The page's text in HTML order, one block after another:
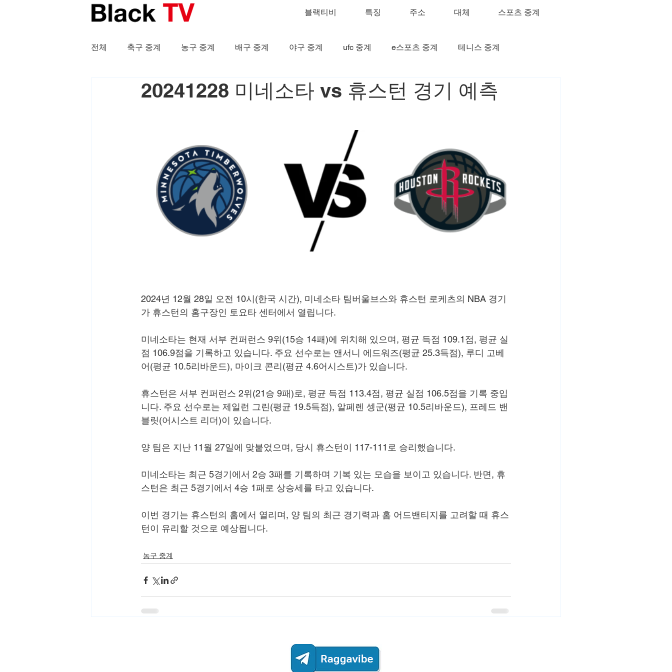
블랙티비 특징 주소 대체 스포츠 중계
전체 축구 중계 농구 중계 배구 중계 야구 중계 ufc 중계 e스포츠 중계 테니스 중계
20241228 미네소타 vs 휴스턴 경기 예측
2024년 12월 28일 오전 10시(한국 시간), 미네소타 팀버울브스와 휴스턴 로케츠의 NBA 경기
가 휴스턴의 홈구장인 토요타 센터에서 열립니다.
미네소타는 현재 서부 컨퍼런스 9위(15승 14패)에 위치해 있으며, 평균 득점 109.1점, 평균 실
점 106.9점을 기록하고 있습니다. 주요 선수로는 앤서니 에드워즈(평균 25.3득점), 루디 고베
어(평균 10.5리바운드), 마이크 콘리(평균 4.6어시스트)가 있습니다.
휴스턴은 서부 컨퍼런스 2위(21승 9패)로, 평균 득점 113.4점, 평균 실점 106.5점을 기록 중입
니다. 주요 선수로는 제일런 그린(평균 19.5득점), 알페렌 셍군(평균 10.5리바운드), 프레드 밴
블릿(어시스트 리더)이 있습니다.
양 팀은 지난 11월 27일에 맞붙었으며, 당시 휴스턴이 117-111로 승리했습니다.
미네소타는 최근 5경기에서 2승 3패를 기록하며 기복 있는 모습을 보이고 있습니다. 반면, 휴
스턴은 최근 5경기에서 4승 1패로 상승세를 타고 있습니다.
이번 경기는 휴스턴의 홈에서 열리며, 양 팀의 최근 경기력과 홈 어드밴티지를 고려할 때 휴스
턴이 유리할 것으로 예상됩니다.
농구 중계